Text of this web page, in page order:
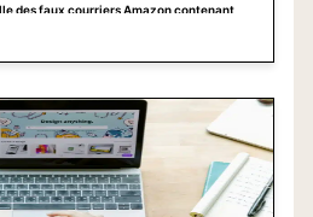
des faux courriers Amazon contenant
conséquences.